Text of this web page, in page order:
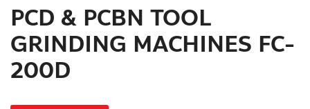
PCD & PCBN TOOL
GRINDING MACHINES FC-
200D